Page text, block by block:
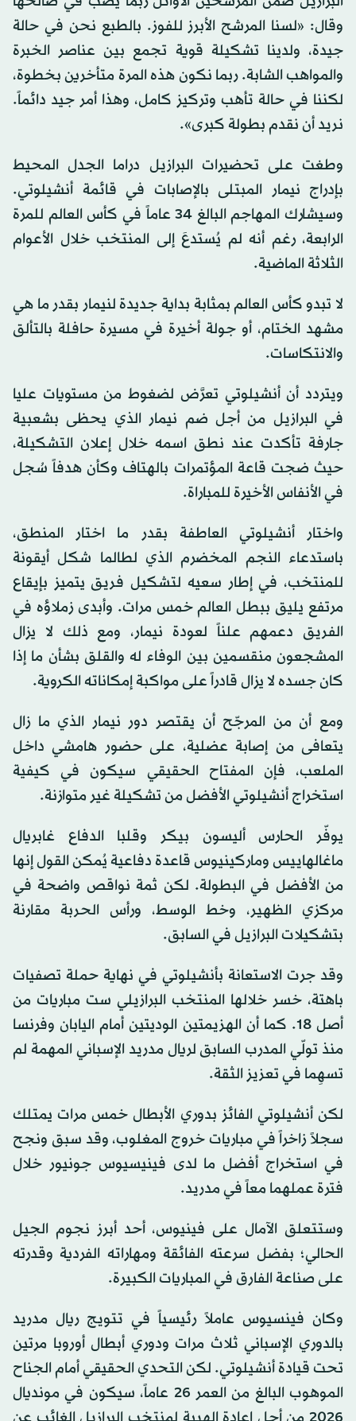
وقال: «لسنا المرشح الأبرز للفوز. بالطبع نحن في حالة
جيدة، ولدينا تشكيلة قوية تجمع بين عناصر الخبرة
والمواهب الشابة. ربما نكون هذه المرة ⁠متأخرين بخطوة،
لكننا في حالة ‌تأهب وتركيز كامل، وهذا ‌أمر جيد دائماً.
نريد أن نقدم بطولة كبرى».
وطغت على تحضيرات البرازيل دراما الجدل المحيط
بإدراج نيمار المبتلى بالإصابات في قائمة أنشيلوتي.
وسيشارك المهاجم البالغ 34 عاماً في كأس العالم للمرة
الرابعة، رغم أنه لم يُستدعَ إلى المنتخب خلال الأعوام
الثلاثة الماضية.
لا تبدو كأس العالم بمثابة بداية جديدة لنيمار بقدر ما هي
مشهد الختام، أو جولة أخيرة في مسيرة حافلة بالتألق
والانتكاسات.
ويتردد أن أنشيلوتي تعرَّض لضغوط من مستويات عليا
في البرازيل من أجل ضم نيمار الذي يحظى بشعبية
جارفة تأكدت عند نطق اسمه خلال إعلان التشكيلة،
حيث ضجت قاعة المؤتمرات بالهتاف وكأن هدفاً سُجل
في الأنفاس الأخيرة للمباراة.
واختار أنشيلوتي العاطفة بقدر ما اختار المنطق،
باستدعاء النجم المخضرم الذي لطالما شكل أيقونة
للمنتخب، في إطار سعيه لتشكيل فريق يتميز بإيقاع
مرتفع يليق ببطل العالم خمس مرات. وأبدى زملاؤه في
الفريق دعمهم علناً لعودة نيمار، ومع ذلك لا يزال
المشجعون منقسمين بين الوفاء له والقلق بشأن ما إذا
كان جسده لا يزال قادراً على مواكبة إمكاناته الكروية.
ومع أن من المرجّح أن يقتصر دور نيمار الذي ما زال
يتعافى من إصابة عضلية، على حضور هامشي داخل
الملعب، فإن المفتاح الحقيقي سيكون في كيفية
استخراج أنشيلوتي الأفضل من تشكيلة غير متوازنة.
يوفّر الحارس أليسون بيكر وقلبا الدفاع غابريال
ماغالهاييس وماركينيوس قاعدة دفاعية يُمكن القول إنها
من الأفضل في البطولة. لكن ثمة نواقص واضحة في
مركزي الظهير، وخط الوسط، ورأس الحربة مقارنة
بتشكيلات البرازيل في السابق.
وقد جرت الاستعانة بأنشيلوتي في نهاية حملة تصفيات
باهتة، خسر خلالها المنتخب البرازيلي ست مباريات من
أصل 18. كما أن الهزيمتين الوديتين أمام اليابان وفرنسا
منذ تولّي المدرب السابق لريال مدريد الإسباني المهمة لم
تسهِما في تعزيز الثقة.
لكن أنشيلوتي الفائز بدوري الأبطال خمس مرات يمتلك
سجلاً زاخراً في مباريات خروج المغلوب، وقد سبق ونجح
في استخراج أفضل ما لدى فينيسيوس جونيور خلال
فترة عملهما معاً في مدريد.
وستتعلق الآمال على فينيوس، أحد أبرز نجوم الجيل
الحالي؛ بفضل سرعته الفائقة ومهاراته الفردية وقدرته
على صناعة الفارق في المباريات الكبيرة.
وكان فينسيوس عاملاً رئيسياً في تتويج ريال مدريد
بالدوري الإسباني ثلاث مرات ودوري أبطال أوروبا مرتين
تحت قيادة أنشيلوتي. لكن التحدي الحقيقي أمام الجناح
الموهوب البالغ من العمر 26 عاماً، سيكون في مونديال